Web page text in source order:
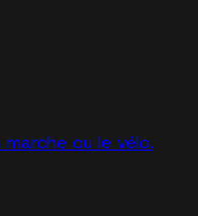
ou le vélo.